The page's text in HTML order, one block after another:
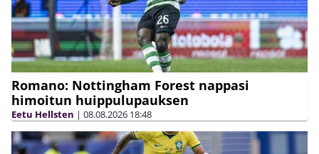
Romano: Nottingham Forest nappasi
himoitun huippulupauksen
Eetu Hellsten | 08.08.2026 18:48